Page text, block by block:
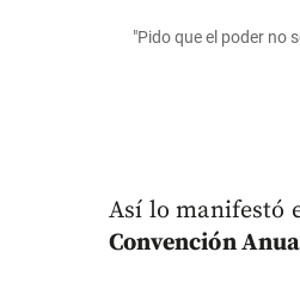
"Pido que el poder no
Así lo manifestó
Convención